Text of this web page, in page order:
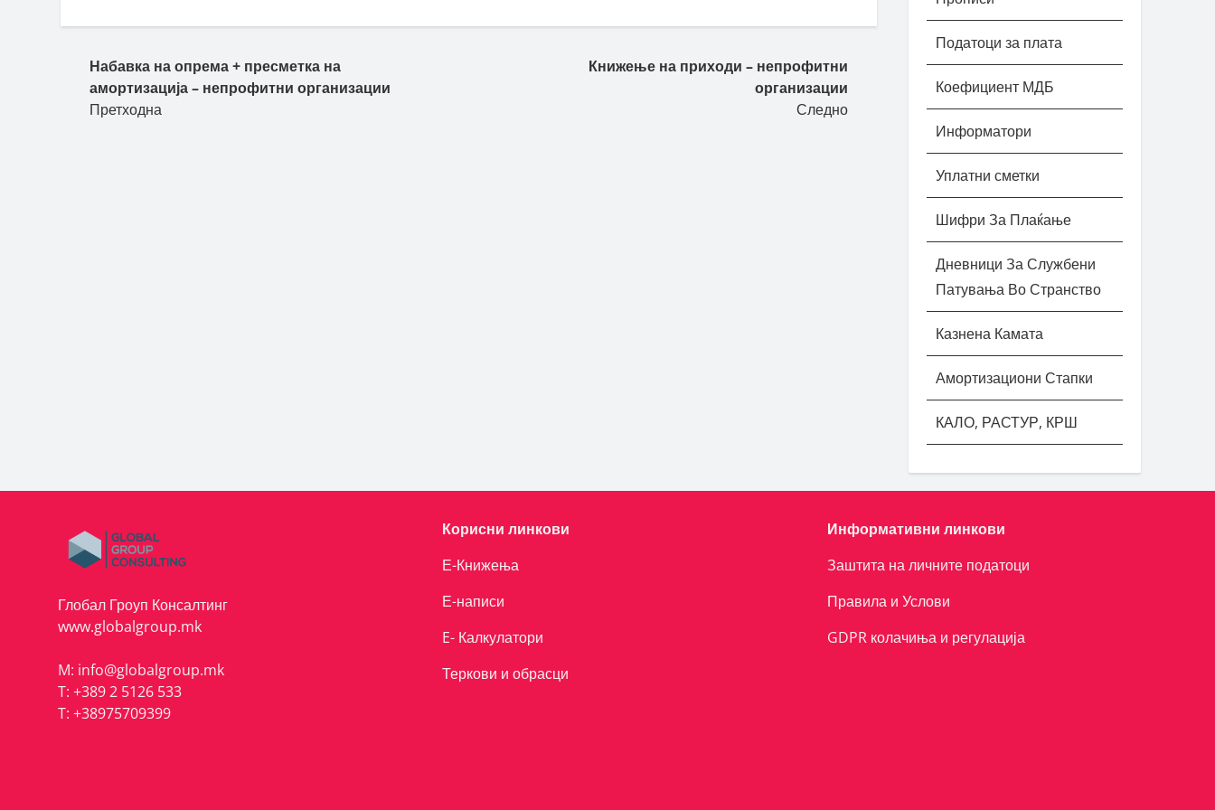
Набавка на опрема + пресметка на
амортизација – непрофитни организации
Претходна
Книжење на приходи – непрофитни
организации
Следно
Податоци за плата
Коефициент МДБ
Информатори
Уплатни сметки
Шифри За Плаќање
Дневници За Службени
Патувања Во Странство
Казнена Камата
Амортизациони Стапки
КАЛО, РАСТУР, КРШ
Глобал Гроуп Консалтинг
www.globalgroup.mk
M: info@globalgroup.mk
T: +389 2 5126 533
T: +38975709399
Корисни линкови
Е-Книжења
Е-написи
E- Калкулатори
Теркови и обрасци
Информативни линкови
Заштита на личните податоци
Правила и Услови
GDPR колачиња и регулација